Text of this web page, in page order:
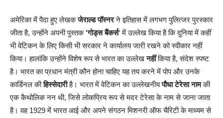
अमेरिका में पैदा हुए लेखकजेराल्ड पॉस्नरने इतिहास में लगभग पुलित्जर पुरस्कार
जीता है, उन्होंने अपनी पुस्तक ‘गोड्स बैंकर्स‘ में उल्लेख किया है कि दुनिया में कहीं
भी वेटिकन के लिए किसी भी सरकार ने कार्यालय जारी रखने को स्वीकार नहीं
किया। हालांकि उन्होंने विशेष रूप से भारत का उल्लेखनहींकिया है, संदेश स्पष्ट
है। भारत का प्रधान मंत्री कौन होना चाहिए यह तय करने में पोप और उनके
कार्डिनल कीहिस्सेदारीहै। भारत में वेटिकन का उल्लेखनीयपौधा टेरेसा नामकी
एक कैथोलिक नन थी, जिसे लोकप्रिय रूप से मदर टेरेसा के नाम से जाना जाता
है। वह 1929 में भारत आई और अपने संगठन मिशनरी ऑफ चैरिटी के माध्यम से